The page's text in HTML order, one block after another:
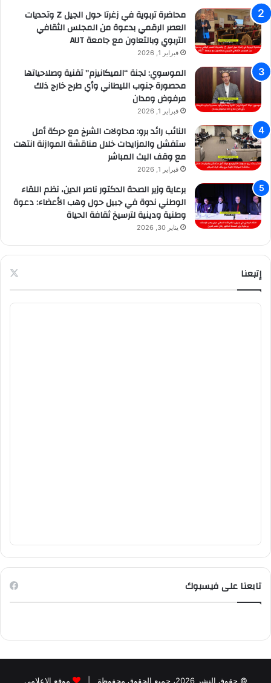
محاضرة تربوية في زغرتا حول الجيل Z وتحديات
العصر الرقمي بدعوة من المجلس الثقافي
التربوي وبالتعاون مع جامعة AUT
فبراير 1, 2026
الموسوي: لجنة “الميكانيزم” تقنية وصلاحياتها
محصورة جنوب الليطاني وأي طرح خارج ذلك
مرفوض ومدان
فبراير 1, 2026
النائب رائد برو: محاولات الشرخ مع حركة أمل
ستفشل والمزايدات خلال مناقشة الموازنة انتهت
مع وقف البث المباشر
فبراير 1, 2026
برعاية وزير الصحة الدكتور ناصر الدين، نظم اللقاء
الوطني ندوة في جبيل حول وهب الأعضاء: دعوة
وطنية ودينية لترسيخ ثقافة الحياة
يناير 30, 2026
إتبعنا
تابعنا على فيسبوك
© حقوق النشر 2026، جميع الحقوق محفوظة | موقع الاعلامي